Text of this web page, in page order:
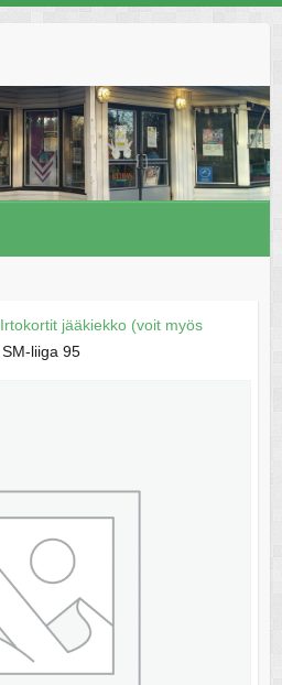
Irtokortit jääkiekko (voit myös
liiga 95